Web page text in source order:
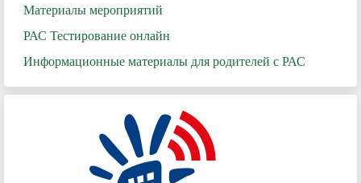
Материалы мероприятий
РАС Тестирование онлайн
Информационные материалы для родителей с РАС